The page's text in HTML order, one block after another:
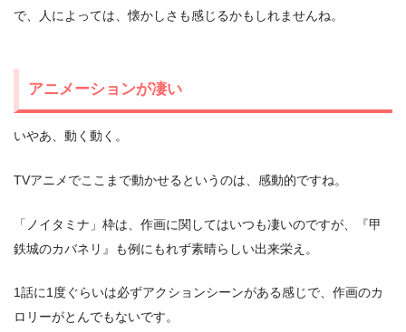
で、人によっては、懐かしさも感じるかもしれませんね。
アニメーションが凄い
いやあ、動く動く。
TVアニメでここまで動かせるというのは、感動的ですね。
「ノイタミナ」枠は、作画に関してはいつも凄いのですが、『甲
鉄城のカバネリ』も例にもれず素晴らしい出来栄え。
1話に1度ぐらいは必ずアクションシーンがある感じで、作画のカ
ロリーがとんでもないです。